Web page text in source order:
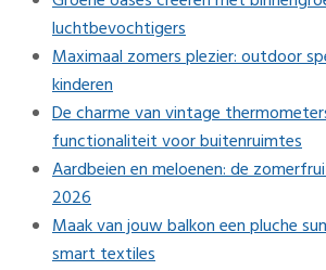
luchtbevochtigers
Maximaal zomers plezier: outdoor
kinderen
De charme van vintage
functionaliteit voor buitenruimtes
Aardbeien en meloenen: de
2026
Maak van jouw balkon een pluche
smart textiles